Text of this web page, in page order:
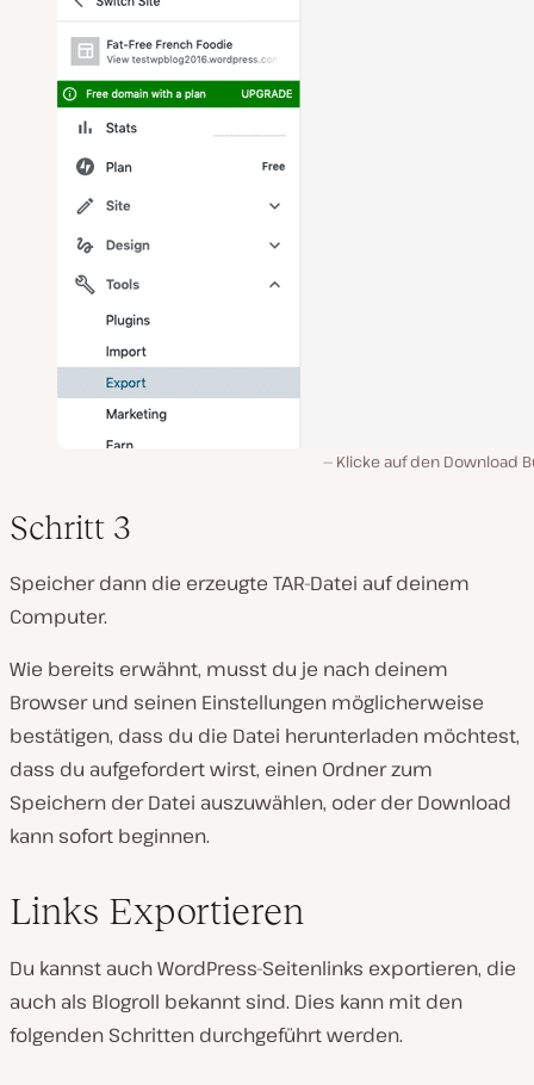
Klicke auf den Download
Schritt 3
Speicher dann die erzeugte TAR-Datei auf deinem
Computer.
Wie bereits erwähnt, musst du je nach deinem
Browser und seinen Einstellungen möglicherweise
bestätigen, dass du die Datei herunterladen möchtest,
dass du aufgefordert wirst, einen Ordner zum
Speichern der Datei auszuwählen, oder der Download
kann sofort beginnen.
Links Exportieren
Du kannst auch WordPress-Seitenlinks exportieren, die
auch als Blogroll bekannt sind. Dies kann mit den
folgenden Schritten durchgeführt werden.